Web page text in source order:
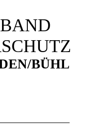
BÜHL